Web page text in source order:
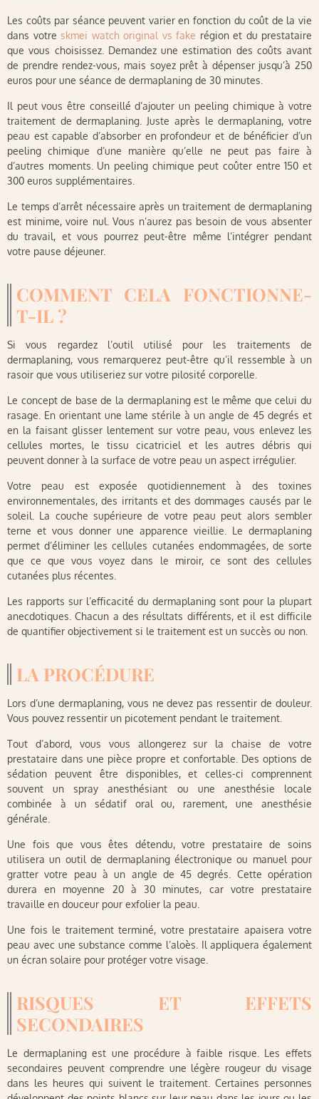
Les coûts par séance peuvent varier en fonction du coût de la vie
dans votre skmei watch original vs fake région et du prestataire
que vous choisissez. Demandez une estimation des coûts avant
de prendre rendez-vous, mais soyez prêt à dépenser jusqu’à 250
euros pour une séance de dermaplaning de 30 minutes.
Il peut vous être conseillé d’ajouter un peeling chimique à votre
traitement de dermaplaning. Juste après le dermaplaning, votre
peau est capable d’absorber en profondeur et de bénéficier d’un
peeling chimique d’une manière qu’elle ne peut pas faire à
d’autres moments. Un peeling chimique peut coûter entre 150 et
300 euros supplémentaires.
Le temps d’arrêt nécessaire après un traitement de dermaplaning
est minime, voire nul. Vous n’aurez pas besoin de vous absenter
du travail, et vous pourrez peut-être même l’intégrer pendant
votre pause déjeuner.
COMMENT CELA FONCTIONNE-
T-IL ?
Si vous regardez l’outil utilisé pour les traitements de
dermaplaning, vous remarquerez peut-être qu’il ressemble à un
rasoir que vous utiliseriez sur votre pilosité corporelle.
Le concept de base de la dermaplaning est le même que celui du
rasage. En orientant une lame stérile à un angle de 45 degrés et
en la faisant glisser lentement sur votre peau, vous enlevez les
cellules mortes, le tissu cicatriciel et les autres débris qui
peuvent donner à la surface de votre peau un aspect irrégulier.
Votre peau est exposée quotidiennement à des toxines
environnementales, des irritants et des dommages causés par le
soleil. La couche supérieure de votre peau peut alors sembler
terne et vous donner une apparence vieillie. Le dermaplaning
permet d’éliminer les cellules cutanées endommagées, de sorte
que ce que vous voyez dans le miroir, ce sont des cellules
cutanées plus récentes.
Les rapports sur l’efficacité du dermaplaning sont pour la plupart
anecdotiques. Chacun a des résultats différents, et il est difficile
de quantifier objectivement si le traitement est un succès ou non.
LA PROCÉDURE
Lors d’une dermaplaning, vous ne devez pas ressentir de douleur.
Vous pouvez ressentir un picotement pendant le traitement.
Tout d’abord, vous vous allongerez sur la chaise de votre
prestataire dans une pièce propre et confortable. Des options de
sédation peuvent être disponibles, et celles-ci comprennent
souvent un spray anesthésiant ou une anesthésie locale
combinée à un sédatif oral ou, rarement, une anesthésie
générale.
Une fois que vous êtes détendu, votre prestataire de soins
utilisera un outil de dermaplaning électronique ou manuel pour
gratter votre peau à un angle de 45 degrés. Cette opération
durera en moyenne 20 à 30 minutes, car votre prestataire
travaille en douceur pour exfolier la peau.
Une fois le traitement terminé, votre prestataire apaisera votre
peau avec une substance comme l’aloès. Il appliquera également
un écran solaire pour protéger votre visage.
RISQUES ET EFFETS
SECONDAIRES
Le dermaplaning est une procédure à faible risque. Les effets
secondaires peuvent comprendre une légère rougeur du visage
dans les heures qui suivent le traitement. Certaines personnes